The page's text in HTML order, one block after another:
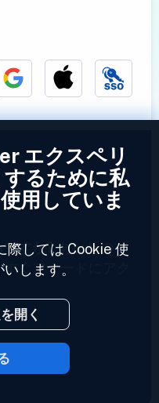
ですか?あなたのプ
ぐフィードにアク
エクスペリ
るために私
用していま
際しては Cookie 使
します。
開く